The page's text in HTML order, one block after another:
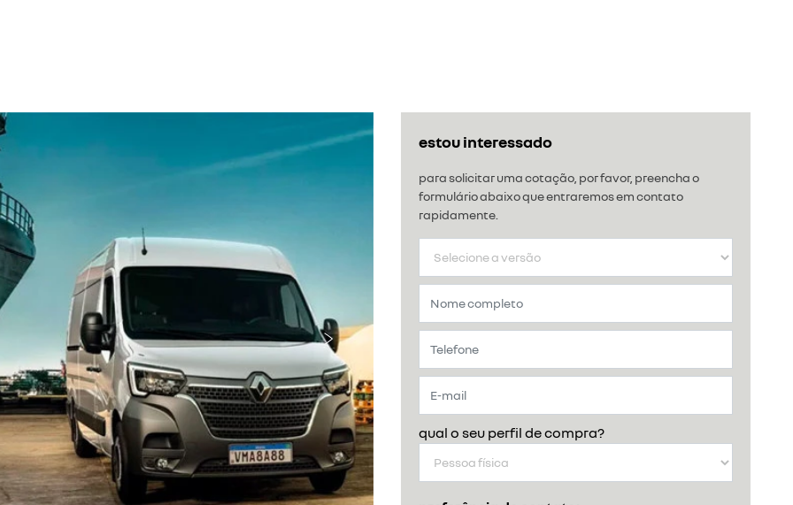
estou interessado
para solicitar uma cotação, por favor, preencha o
formulário abaixo que entraremos em contato
rapidamente.
qual o seu perfil de compra?
Próximo